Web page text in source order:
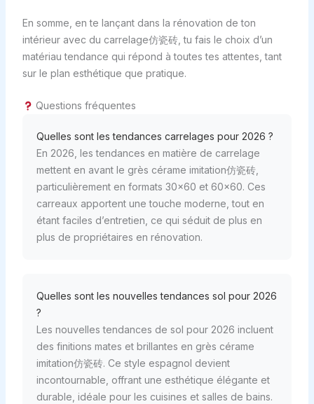
En somme, en te lançant dans la rénovation de ton
intérieur avec du carrelage仿瓷砖, tu fais le choix d’un
matériau tendance qui répond à toutes tes attentes, tant
sur le plan esthétique que pratique.
Questions fréquentes
Quelles sont les tendances carrelages pour 2026 ?
En 2026, les tendances en matière de carrelage
mettent en avant le grès cérame imitation仿瓷砖,
particulièrement en formats 30×60 et 60×60. Ces
carreaux apportent une touche moderne, tout en
étant faciles d’entretien, ce qui séduit de plus en
plus de propriétaires en rénovation.
Quelles sont les nouvelles tendances sol pour 2026
?
Les nouvelles tendances de sol pour 2026 incluent
des finitions mates et brillantes en grès cérame
imitation仿瓷砖. Ce style espagnol devient
incontournable, offrant une esthétique élégante et
durable, idéale pour les cuisines et salles de bains.